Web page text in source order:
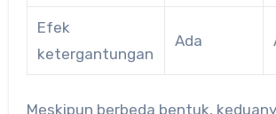
Efek
ketergantungan
Ada
Meskipun berbeda bentuk,